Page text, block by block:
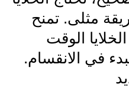
مثلى. تمنح
السرتوينات Sirtuins الخلايا الوقت
في الانقسام.